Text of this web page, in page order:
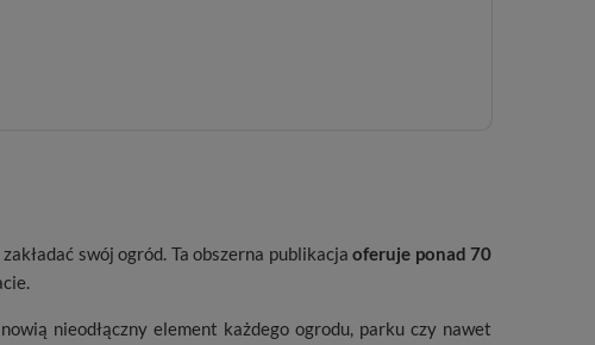
swój ogród. Ta obszerna publikacja oferuje ponad 70
nieodłączny element każdego ogrodu, parku czy nawet